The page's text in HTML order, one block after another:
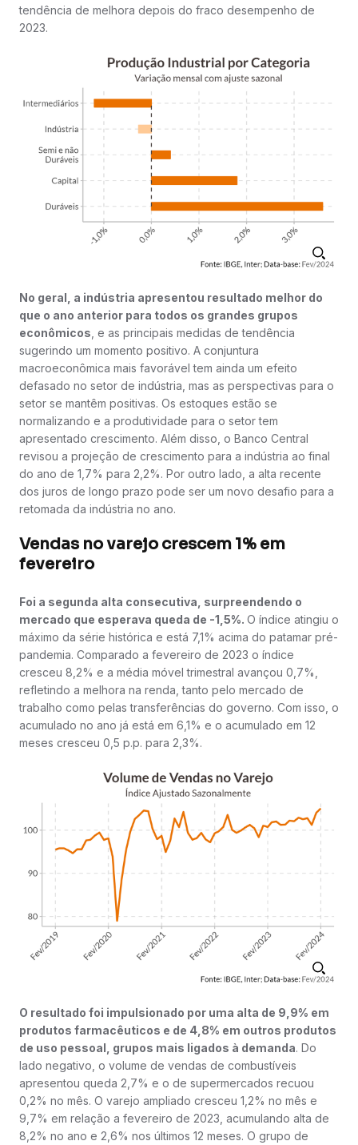
tendência de melhora depois do fraco desempenho de
2023.
No geral, a indústria apresentou resultado melhor do
que o ano anterior para todos os grandes grupos
econômicos , e as principais medidas de tendência
sugerindo um momento positivo. A conjuntura
macroeconômica mais favorável tem ainda um efeito
defasado no setor de indústria, mas as perspectivas para o
setor se mantêm positivas. Os estoques estão se
normalizando e a produtividade para o setor tem
apresentado crescimento. Além disso, o Banco Central
revisou a projeção de crescimento para a indústria ao final
do ano de 1,7% para 2,2%. Por outro lado, a alta recente
dos juros de longo prazo pode ser um novo desafio para a
retomada da indústria no ano.
Vendas no varejo crescem 1% em
fevereiro
Foi a segunda alta consecutiva, surpreendendo o
mercado que esperava queda de -1,5%. O índice atingiu o
máximo da série histórica e está 7,1% acima do patamar pré-
pandemia. Comparado a fevereiro de 2023 o índice
cresceu 8,2% e a média móvel trimestral avançou 0,7%,
refletindo a melhora na renda, tanto pelo mercado de
trabalho como pelas transferências do governo. Com isso, o
acumulado no ano já está em 6,1% e o acumulado em 12
meses cresceu 0,5 p.p. para 2,3%.
O resultado foi impulsionado por uma alta de 9,9% em
produtos farmacêuticos e de 4,8% em outros produtos
de uso pessoal, grupos mais ligados à demanda. Do
lado negativo, o volume de vendas de combustíveis
apresentou queda 2,7% e o de supermercados recuou
0,2% no mês. O varejo ampliado cresceu 1,2% no mês e
9,7% em relação a fevereiro de 2023, acumulando alta de
8,2% no ano e 2,6% nos últimos 12 meses. O grupo de